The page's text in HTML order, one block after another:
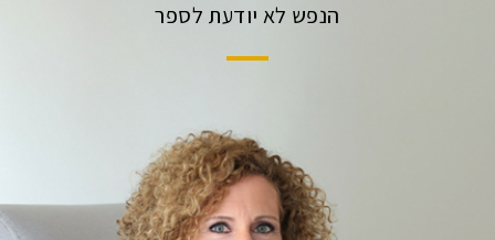
הנפש לא יודעת לספר